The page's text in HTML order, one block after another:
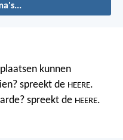
kunnen
spreekt de HEERE.
spreekt de HEERE.